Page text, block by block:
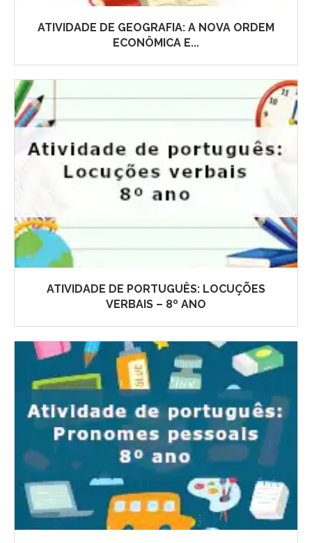
ATIVIDADE DE GEOGRAFIA: A NOVA ORDEM
ECONÔMICA E...
ATIVIDADE DE PORTUGUÊS: LOCUÇÕES
VERBAIS – 8º ANO